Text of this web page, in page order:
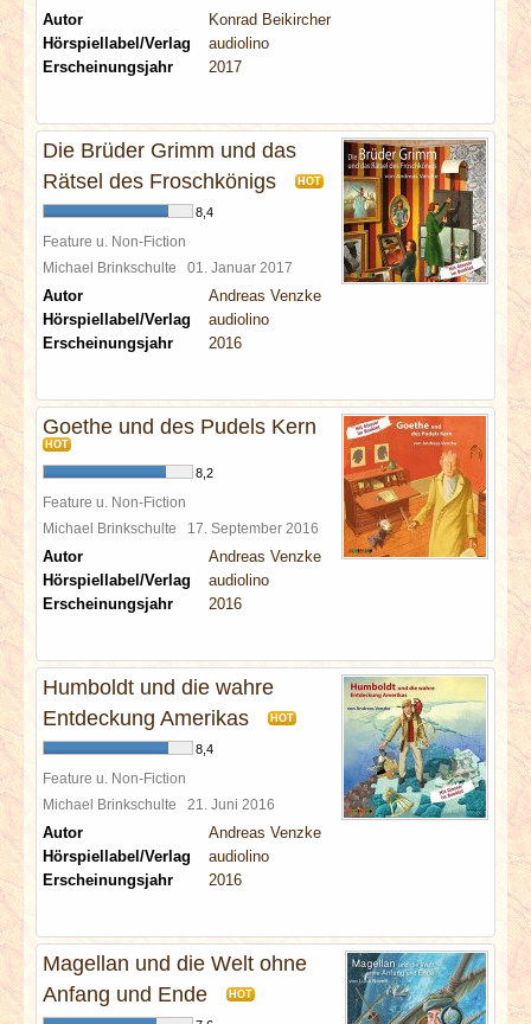
Autor
Konrad Beikircher
Hörspiellabel/Verlag
audiolino
Erscheinungsjahr
2017
Die Brüder Grimm und das
Rätsel des Froschkönigs
HOT
8,4
Feature u. Non-Fiction
Michael Brinkschulte 01. Januar 2017
Autor
Andreas Venzke
Hörspiellabel/Verlag
audiolino
Erscheinungsjahr
2016
Goethe und des Pudels Kern
HOT
8,2
Feature u. Non-Fiction
Michael Brinkschulte 17. September 2016
Autor
Andreas Venzke
Hörspiellabel/Verlag
audiolino
Erscheinungsjahr
2016
Humboldt und die wahre
Entdeckung Amerikas
HOT
8,4
Feature u. Non-Fiction
Michael Brinkschulte 21. Juni 2016
Autor
Andreas Venzke
Hörspiellabel/Verlag
audiolino
Erscheinungsjahr
2016
Magellan und die Welt ohne
Anfang und Ende
HOT